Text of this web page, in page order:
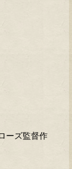
ーズ監督作